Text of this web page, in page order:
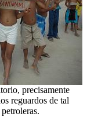
precisamente
reguardos de tal